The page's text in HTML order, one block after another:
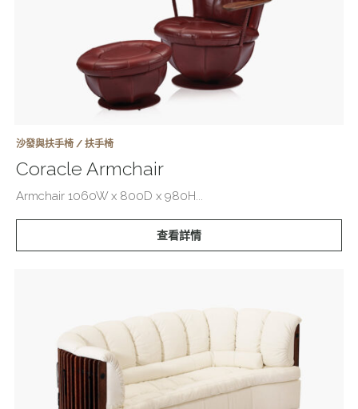
沙發與扶手椅 / 扶手椅
Coracle Armchair
Armchair 1060W x 800D x 980H...
查看詳情